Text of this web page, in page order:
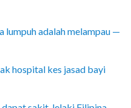
lumpuh adalah melampau —
hospital kes jasad bayi